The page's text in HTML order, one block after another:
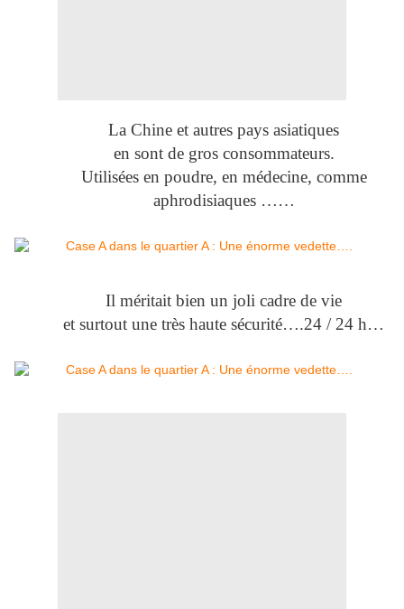
La Chine et autres pays asiatiques
en sont de gros consommateurs.
Utilisées en poudre, en médecine, comme
aphrodisiaques ……
Il méritait bien un joli cadre de vie
et surtout une très haute sécurité….24 / 24 h…